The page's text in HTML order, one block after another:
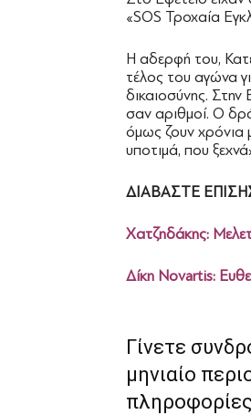
«SOS Τροχαία
Η αδερφή του,
τέλος του αγώνα
δικαιοσύνης. Στην
σαν αριθμοί. Ο
όμως ζουν χρόνια
υποτιμά, που
ΔΙΑΒΑΣΤΕ
Χατζηδάκης:
Δίκη Novartis:
Γίνετε
μηνιαίο